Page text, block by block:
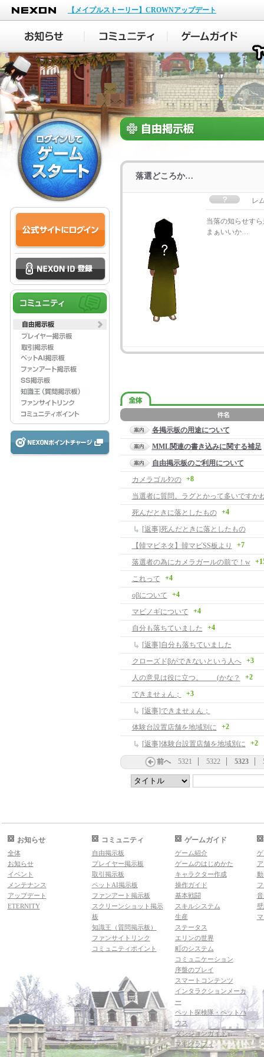
NEXON
【メイプルストーリー】CROWNアップデート
落選どころか…
レ
当落の知らせす
まぁいいか…
各掲示板の用途について
MML関連の書き込みに関する補足
自由掲示板のご利用について
カメラゴルﾀﾝの
+8
当選者に質問。ラグとかって多いですか
死んだときに落としたもの
+4
[返事]死んだときに落としたもの
【韓マビネタ】韓マビSS板より
+7
落選者の為にカメラガールの前で！w
これって +4
oβについて +4
マビノギについて +4
自分も落ちていました +4
[返事]自分も落ちていました
クローズドβができないという人へ
+3
人の意見は役に立つ。 (かな？ +2
できませぇん； +3
[返事]できませぇん；
体験台設置店舗を地域別に
+2
[返事]体験台設置店舗を地域別に +2
前へ 5321 5322 5323
お知らせ
全体
お知らせ
イベント
メンテナンス
アップデート
ETERNITY
コミュニティ
自由掲示板
プレイヤー掲示板
取引掲示板
ペットAI掲示板
ファンアート掲示板
スクリーンショット掲示
板
知識王（質問掲示板）
ファンサイトリンク
コミュニティポイント
ゲームガイド
ゲーム紹介
ゲームのはじめかた
キャラクター作成
操作ガイド
基本戦闘
スキルシステム
生産
ステータス
エリンの世界
町のシステム
コミュニケーション
序盤のプレイ
スマートコンテンツ
インタラクションメーカ
ー
ペット探検隊・ペットハ
ウス
ダンジョンガイド
マギグラフィ